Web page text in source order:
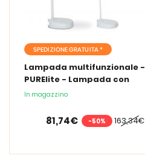
SPEDIZIONE GRATUITA *
Lampada multifunzionale -
PURElite - Lampada con
lente d'ingrandimento
In magazzino
163,34€
81,74€ -50%